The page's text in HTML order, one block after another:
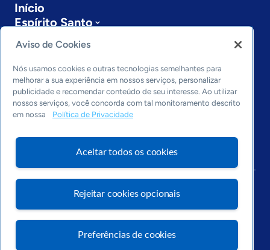
Início
Espírito Santo
Sobre a ASN
Últimas notícias
Entre em contato
Editorias
Economia & Política
Inovação & Tecnologia
Cultura empreendedora
Arquivo
Aviso de Cookies
Nós usamos cookies e outras tecnologias semelhantes para
melhorar a sua experiência em nossos serviços, personalizar
publicidade e recomendar conteúdo de seu interesse. Ao utilizar
nossos serviços, você concorda com tal monitoramento descrito
em nossa
Política de Privacidade
Aceitar todos os cookies
Rejeitar cookies opcionais
Preferências de cookies